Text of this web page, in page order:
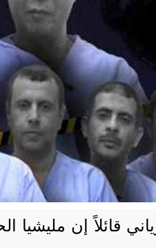
قائلاً إن مليشيا